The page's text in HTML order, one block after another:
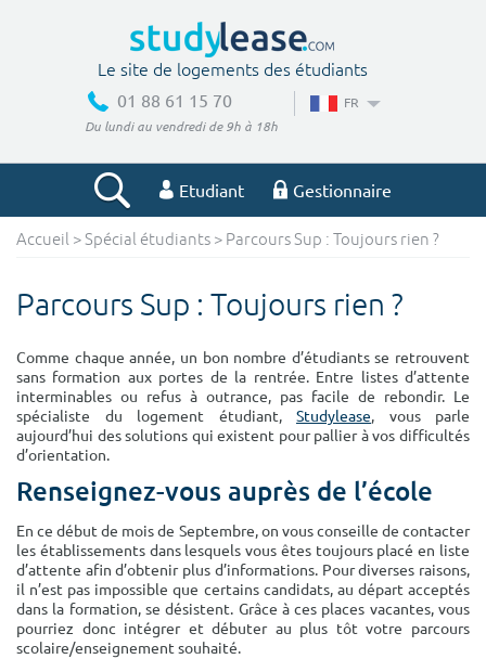
Le site de logements des étudiants
01 88 61 15 70
Du lundi au vendredi de 9h à 18h
FR
Etudiant Gestionnaire
Votre recherche
Ville, école
Budget min Budget max
Surface min
m²
Surface max
m²
Type de location
Accueil >Spécial étudiants > Parcours Sup : Toujours rien ?
Parcours Sup : Toujours rien ?
Comme chaque année, un bon nombre d’étudiants se retrouvent
sans formation aux portes de la rentrée. Entre listes d’attente
interminables ou refus à outrance, pas facile de rebondir. Le
spécialiste du logement étudiant, Studylease, vous parle
aujourd’hui des solutions qui existent pour pallier à vos difficultés
d’orientation.
Renseignez-vous auprès de l’école
En ce début de mois de Septembre, on vous conseille de contacter
les établissements dans lesquels vous êtes toujours placé en liste
d’attente afin d’obtenir plus d’informations. Pour diverses raisons,
il n’est pas impossible que certains candidats, au départ acceptés
dans la formation, se désistent. Grâce à ces places vacantes, vous
pourriez donc intégrer et débuter au plus tôt votre parcours
scolaire/enseignement souhaité.